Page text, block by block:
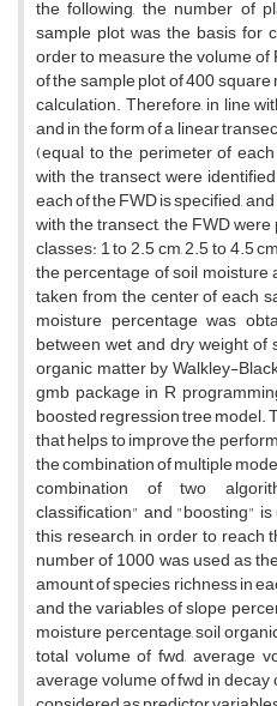
the following, the number of
sample plot was the basis for
order to measure the volume
of the sample plot of 400
calculation. Therefore, in line
and in the form of a linear
(equal to the perimeter of
with the transect were
each of the FWD is specified,
with the transect, the FWD
classes: 1 to 2.5 cm, 2.5 to 4.5
the percentage of soil moisture
taken from the center of each
moisture percentage was
between wet and dry weight
organic matter by Walkley-
gmb package in R
boosted regression tree model.
that helps to improve the
the combination of multiple
combination of two
classification" and "boosting"
this research, in order to reach
number of 1000 was used as
amount of species richness in
and the variables of slope
moisture percentage, soil
total volume of fwd, average
average volume of fwd in